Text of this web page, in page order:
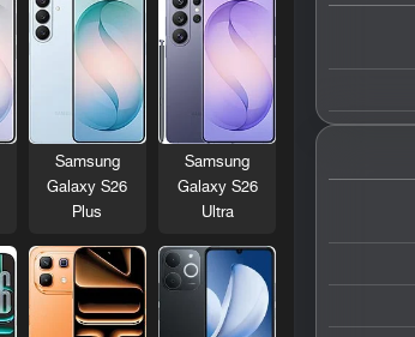
Samsung
Galaxy S26
Ultra
Samsung
Galaxy S26
Plus